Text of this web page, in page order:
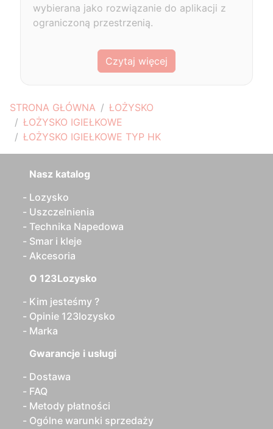
STRONA GŁÓWNA
ŁOŻYSKO
ŁOŻYSKO IGIEŁKOWE
ŁOŻYSKO IGIEŁKOWE TYP HK
wybierana jako rozwiązanie do aplikacji z
ograniczoną przestrzenią.
Czytaj więcej
Nasz katalog
Lozysko
Uszczelnienia
Technika Napedowa
Smar i kleje
Akcesoria
O 123Lozysko
Kim jesteśmy ?
Opinie 123lozysko
Marka
Gwarancje i usługi
Dostawa
FAQ
Metody płatności
Ogólne warunki sprzedaży